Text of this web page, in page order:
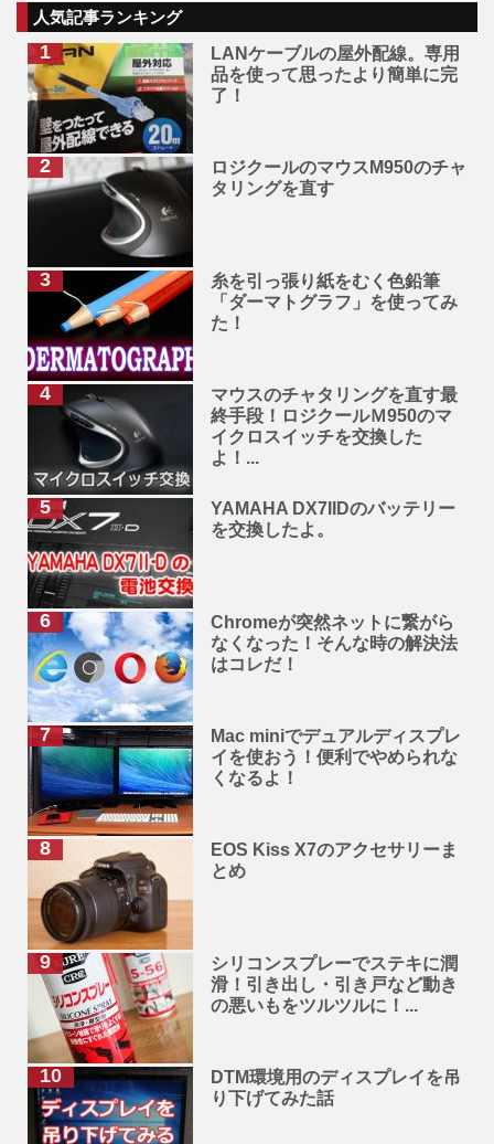
人気記事ランキング
LANケーブルの屋外配線。専用
品を使って思ったより簡単に完
了！
ロジクールのマウスM950のチャ
タリングを直す
糸を引っ張り紙をむく色鉛筆
「ダーマトグラフ」を使ってみ
た！
マウスのチャタリングを直す最
終手段！ロジクールＭ950のマ
イクロスイッチを交換した
よ！...
YAMAHA DX7IIDのバッテリー
を交換したよ。
Chromeが突然ネットに繋がら
なくなった！そんな時の解決法
はコレだ！
Mac miniでデュアルディスプレ
イを使おう！便利でやめられな
くなるよ！
EOS Kiss X7のアクセサリーま
とめ
シリコンスプレーでステキに潤
滑！引き出し・引き戸など動き
の悪いもをツルツルに！...
DTM環境用のディスプレイを吊
り下げてみた話